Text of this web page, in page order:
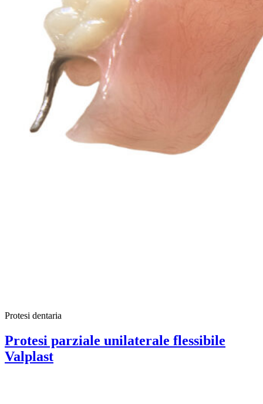
Protesi dentaria
Protesi parziale unilaterale flessibile
Valplast